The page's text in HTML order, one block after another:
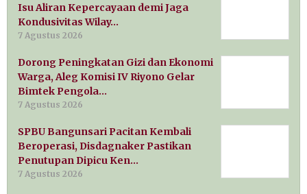
Isu Aliran Kepercayaan demi Jaga
Kondusivitas Wilay…
7 Agustus 2026
Dorong Peningkatan Gizi dan Ekonomi
Warga, Aleg Komisi IV Riyono Gelar
Bimtek Pengola…
7 Agustus 2026
SPBU Bangunsari Pacitan Kembali
Beroperasi, Disdagnaker Pastikan
Penutupan Dipicu Ken…
7 Agustus 2026